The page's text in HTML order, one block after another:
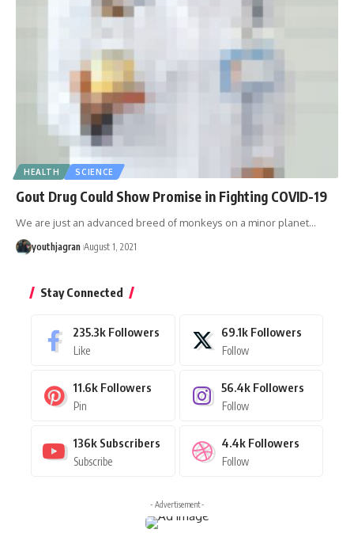
HEALTH SCIENCE
Gout Drug Could Show Promise in Fighting COVID-19
We are just an advanced breed of monkeys on a minor planet…
youthjagran August 1, 2021
Stay Connected
235.3k Followers
Like
69.1k Followers
Follow
11.6k Followers
Pin
56.4k Followers
Follow
136k Subscribers
Subscribe
4.4k Followers
Follow
- Advertisement -